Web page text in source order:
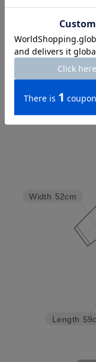
チャット相談を
Check the
Try this
Length
Width 52cm